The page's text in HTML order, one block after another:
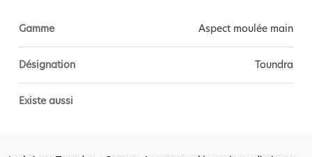
Gamme Aspect moulée main
Désignation Toundra
Existe aussi